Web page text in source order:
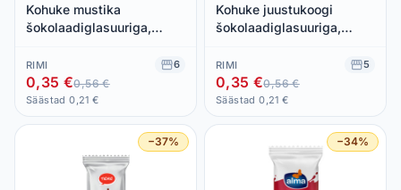
Kohuke mustika
šokolaadiglasuuriga,
RIMI 6
0,35 €0,56 €
Säästad 0,21 €
Kohuke juustukoogi
šokolaadiglasuuriga,
RIMI 5
0,35 €0,56 €
Säästad 0,21 €
−37% −34%